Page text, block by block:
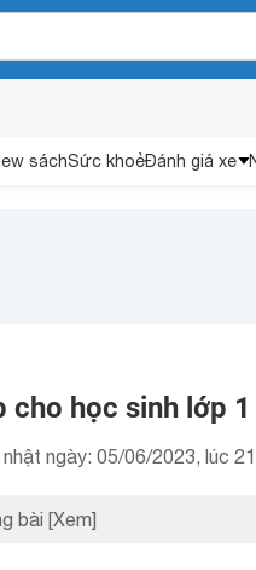
sáchSức khoẻĐánh giá xe
cho học sinh lớp
ngày: 05/06/2023, lúc
bài [Xem]